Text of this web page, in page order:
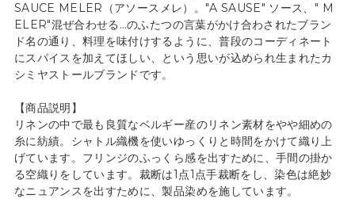
SAUCE MELER（アソースメレ）。"A SAUSE" ソース、" M
ELER"混ぜ合わせる…のふたつの言葉がかけ合わされたブラン
ド名の通り、料理を味付けするように、普段のコーディネート
にスパイスを加えてほしい、という思いが込められ生まれたカ
シミヤストールブランドです。
【商品説明】
リネンの中で最も良質なベルギー産のリネン素材をやや細めの
糸に紡績。シャトル織機を使いゆっくりと時間をかけて織り上
げています。フリンジのふっくら感を出すために、手間の掛か
る空織りをしています。裁断は1点1点手裁断をし、染色は絶妙
なニュアンスを出すために、製品染めを施しています。